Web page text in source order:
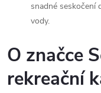
snadné seskočení
vody.
O značce
rekreační